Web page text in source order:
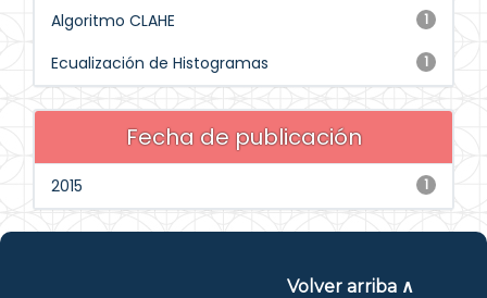
1
Algoritmo CLAHE
1
Ecualización de Histogramas
Fecha de publicación
1
2015
Volver arriba ∧